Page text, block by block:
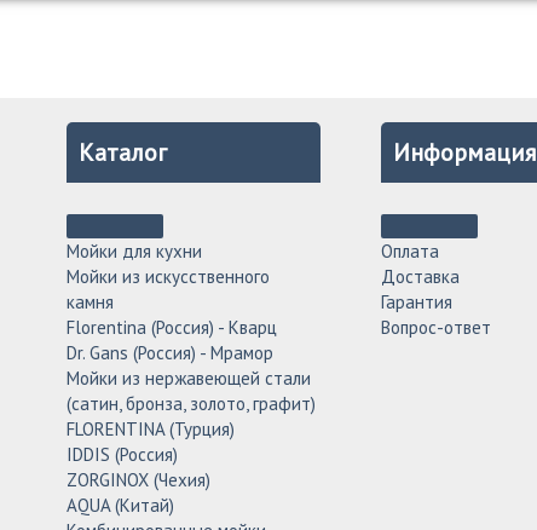
Каталог
Мойки для кухни
Мойки из искусственного
камня
Florentina (Россия) - Кварц
Dr. Gans (Россия) - Мрамор
Мойки из нержавеющей стали
(сатин, бронза, золото, графит)
FLORENTINA (Турция)
IDDIS (Россия)
ZORGINOX (Чехия)
AQUA (Китай)
Информация
Оплата
Доставка
Гарантия
Вопрос-ответ